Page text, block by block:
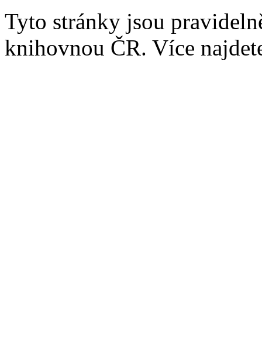
Tyto stránky jsou
knihovnou ČR. Více